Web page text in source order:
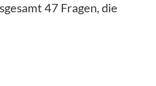
47 Fragen, die